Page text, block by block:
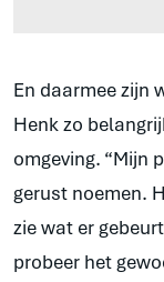
En daarmee zijn
Henk zo
omgeving. “Mijn
gerust noemen.
zie wat er
probeer het